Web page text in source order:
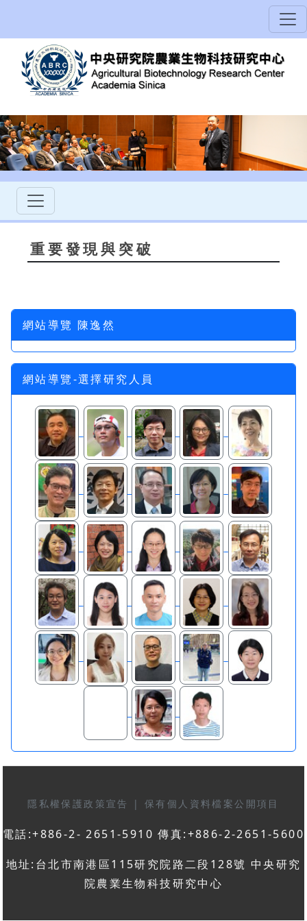
重要發現與突破
網站導覽 陳逸然
網站導覽-選擇研究人員
隱私權保護政策宣告 | 保有個人資料檔案公開項目
電話:+886-2- 2651-5910 傳真:+886-2-2651-5600
地址:台北市南港區115研究院路二段128號 中央研究
院農業生物科技研究中心